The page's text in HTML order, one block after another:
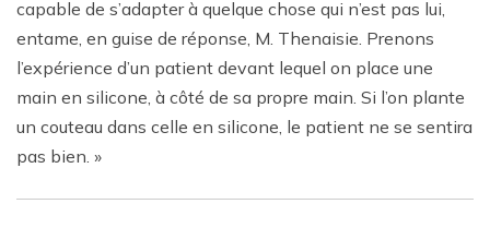
capable de s’adapter à quelque chose qui n’est pas lui,
entame, en guise de réponse, M. Thenaisie. Prenons
l’expérience d’un patient devant lequel on place une
main en silicone, à côté de sa propre main. Si l’on plante
un couteau dans celle en silicone, le patient ne se sentira
pas bien. »